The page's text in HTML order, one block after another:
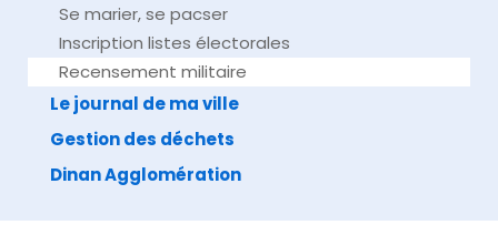
Se marier, se pacser
Inscription listes électorales
Recensement militaire
Le journal de ma ville
Gestion des déchets
Dinan Agglomération